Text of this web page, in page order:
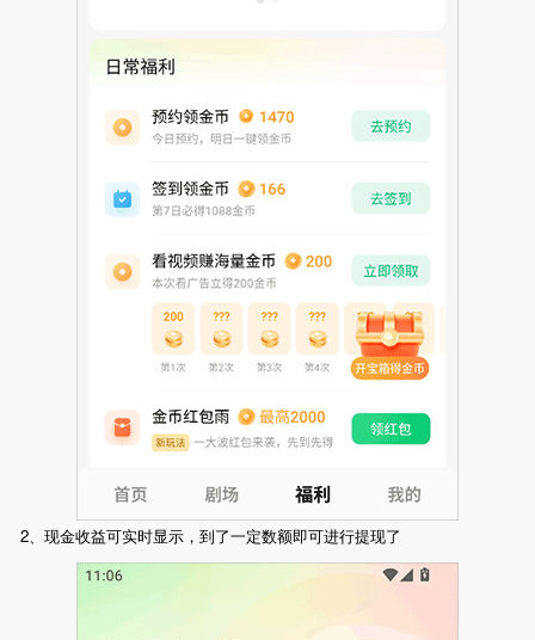
2、现金收益可实时显示，到了一定数额即可进行提现了